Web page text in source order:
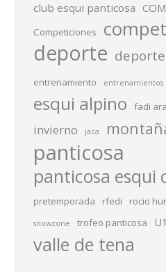
club esqui panticosa
Competiciones
deporte
entrenamiento
entrenamientos
esqui alpino fadi
invierno jaca
panticosa
panticosa esqui
pretemporada
rfedi rocio
snowzone trofeo panticosa
valle de tena